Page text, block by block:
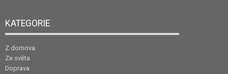
KATEGORIE
Z domova
Ze světa
Doprava